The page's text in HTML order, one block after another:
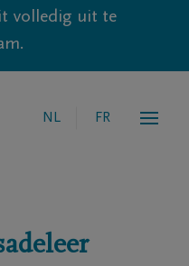
volledig uit te
NL FR